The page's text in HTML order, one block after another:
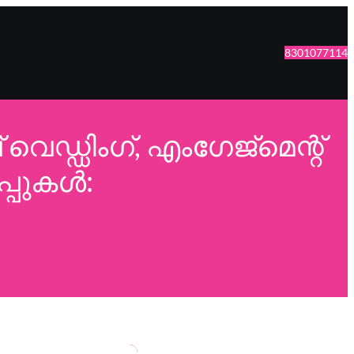
8301077114
എംഗേജ്മെന്റ്